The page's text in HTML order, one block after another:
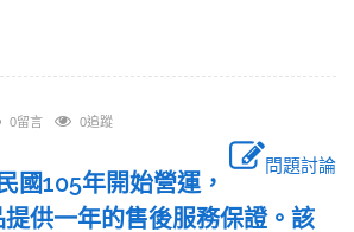
0留言 0追蹤
問題討論
國105年開始營運，
供一年的售後服務保證。該